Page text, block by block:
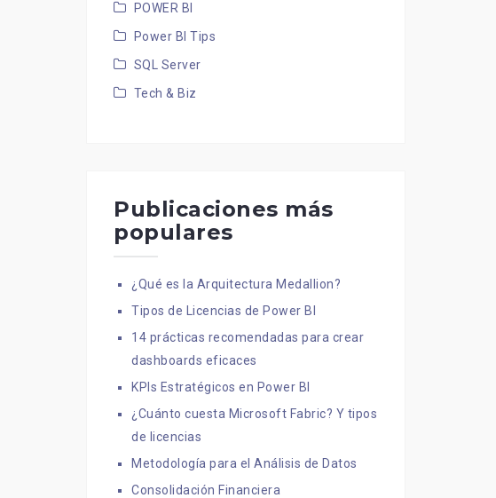
POWER BI
Power BI Tips
SQL Server
Tech & Biz
Publicaciones más
populares
¿Qué es la Arquitectura Medallion?
Tipos de Licencias de Power BI
14 prácticas recomendadas para crear
dashboards eficaces
KPIs Estratégicos en Power BI
¿Cuánto cuesta Microsoft Fabric? Y tipos
de licencias
Metodología para el Análisis de Datos
Consolidación Financiera